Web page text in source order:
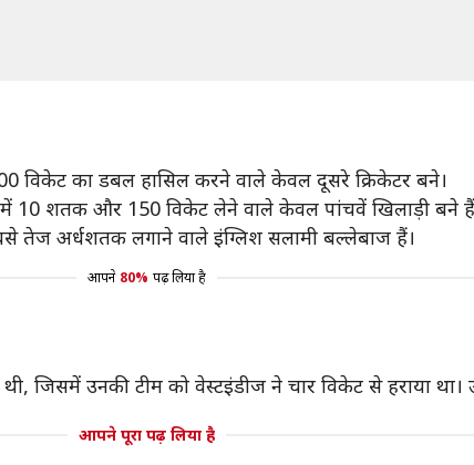
विकेट का डबल हासिल करने वाले केवल दूसरे क्रिकेटर बने।
में 10 शतक और 150 विकेट लेने वाले केवल पांचवें खिलाड़ी बने
तेज अर्धशतक लगाने वाले इंग्लिश सलामी बल्लेबाज हैं।
आपने 80% पढ़ लिया है
जिसमें उनकी टीम को वेस्टइंडीज ने चार विकेट से हराया
आपने पूरा पढ़ लिया है